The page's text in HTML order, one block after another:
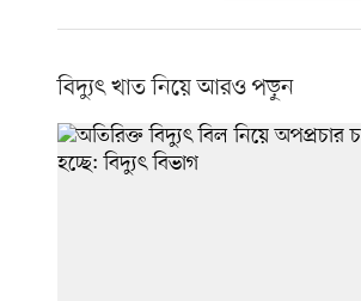
বিদ্যুৎ খাত নিয়ে আরও পড়ুন